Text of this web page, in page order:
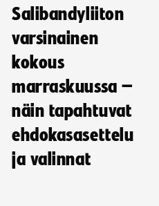
Salibandyliiton
varsinainen
kokous
marraskuussa –
näin tapahtuvat
ehdokasasettelu
ja valinnat